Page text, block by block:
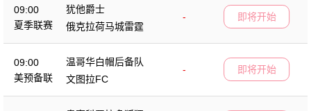
09:00
夏季联赛
犹他爵士
-
俄克拉荷马城雷霆
即将开始
09:00
美预备联
温哥华白帽后备队
-
文图拉FC
即将开始